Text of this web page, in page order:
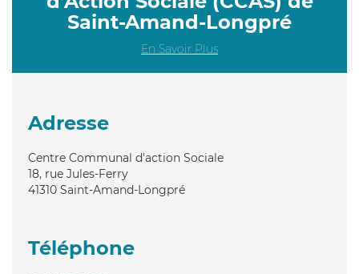
Saint-Amand-Longpré
En Savoir Plus
Adresse
Centre Communal d'action Sociale
18, rue Jules-Ferry
41310 Saint-Amand-Longpré
Téléphone